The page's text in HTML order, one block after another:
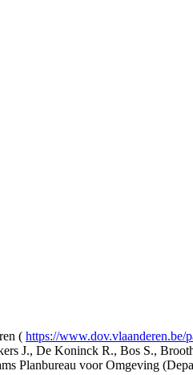
( https://www.dov.vlaanderen.be/
J., De Koninck R., Bos S.,
Planbureau voor Omgeving